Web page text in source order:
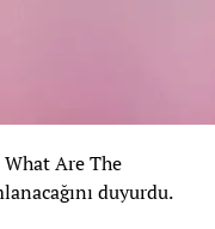
Are The
duyurdu.